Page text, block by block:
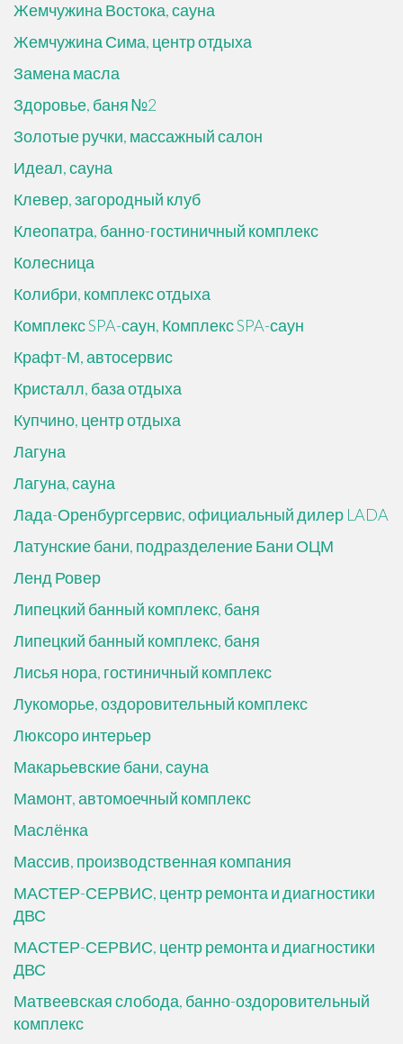
Жемчужина Востока, сауна
Жемчужина Сима, центр отдыха
Замена масла
Здоровье, баня №2
Золотые ручки, массажный салон
Идеал, сауна
Клевер, загородный клуб
Клеопатра, банно-гостиничный комплекс
Колесница
Колибри, комплекс отдыха
Комплекс SPA-саун, Комплекс SPA-саун
Крафт-М, автосервис
Кристалл, база отдыха
Купчино, центр отдыха
Лагуна
Лагуна, сауна
Лада-Оренбургсервис, официальный дилер LADA
Латунские бани, подразделение Бани ОЦМ
Ленд Ровер
Липецкий банный комплекс, баня
Липецкий банный комплекс, баня
Лисья нора, гостиничный комплекс
Лукоморье, оздоровительный комплекс
Люксоро интерьер
Макарьевские бани, сауна
Мамонт, автомоечный комплекс
Маслёнка
Массив, производственная компания
МАСТЕР-СЕРВИС, центр ремонта и диагностики
ДВС
МАСТЕР-СЕРВИС, центр ремонта и диагностики
ДВС
Матвеевская слобода, банно-оздоровительный
комплекс